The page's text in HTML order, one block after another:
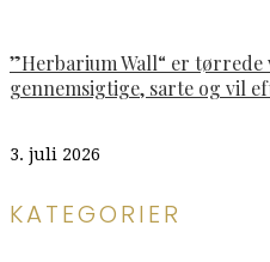
”Herbarium Wall“ er
gennemsigtige, sarte og vil
3. juli 2026
KATEGORIER